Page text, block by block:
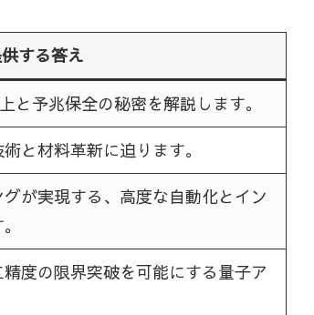
する答え
予兆保全の秘密を解説します。
と材料革新に迫ります。
が実現する、高度な自動化とイン
度の限界突破を可能にする量子ア